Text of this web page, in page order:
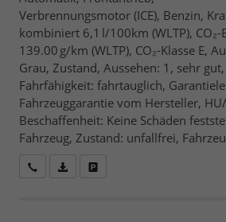
Verbrennungsmotor (ICE), Benzin,
kombiniert 6,1 l/100km (WLTP),
139.00 g/km (WLTP), CO₂-Klasse E,
Grau, Zustand, Aussehen: 1, sehr
Fahrfähigkeit: fahrtauglich,
Fahrzeuggarantie vom Hersteller,
Beschaffenheit: Keine Schäden
Fahrzeug, Zustand: unfallfrei,
Wir rufen Sie anFahrzeugexposé (PDF)